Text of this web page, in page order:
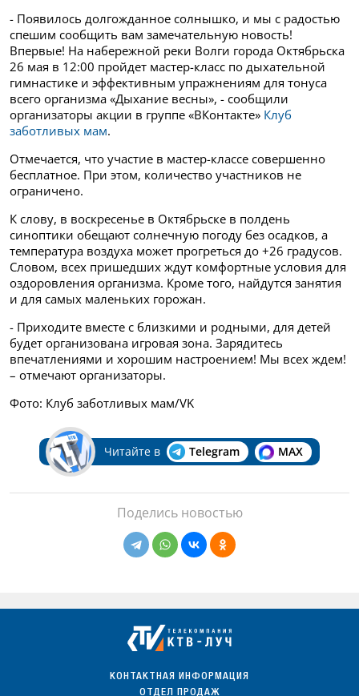
- Появилось долгожданное солнышко, и мы с радостью
спешим сообщить вам замечательную новость!
Впервые! На набережной реки Волги города Октябрьска
26 мая в 12:00 пройдет мастер-класс по дыхательной
гимнастике и эффективным упражнениям для тонуса
всего организма «Дыхание весны», - сообщили
организаторы акции в группе «ВКонтакте» Клуб
заботливых мам.
Отмечается, что участие в мастер-классе совершенно
бесплатное. При этом, количество участников не
ограничено.
К слову, в воскресенье в Октябрьске в полдень
синоптики обещают солнечную погоду без осадков, а
температура воздуха может прогреться до +26 градусов.
Словом, всех пришедших ждут комфортные условия для
оздоровления организма. Кроме того, найдутся занятия
и для самых маленьких горожан.
- Приходите вместе с близкими и родными, для детей
будет организована игровая зона. Зарядитесь
впечатлениями и хорошим настроением! Мы всех ждем!
– отмечают организаторы.
Фото: Клуб заботливых мам/VK
Читайте в Telegram MAX
Поделись новостью
КОНТАКТНАЯ ИНФОРМАЦИЯ
ОТДЕЛ ПРОДАЖ